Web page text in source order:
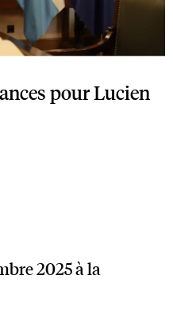
pour Lucien
2025 à la